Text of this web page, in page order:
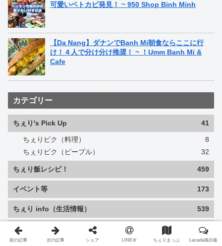
可愛いベトカピ発見！ ~ 950 Shop Binh Minh
【Da Nang】ダナンでBanh Mi朝食ならここに行
け！４人で分け分け推奨！ ~ ！Umm Banh Mi &
Cafe
カテゴリー
ちぇり's Pick Up 41
ちぇりピク（料理）
8
ちぇりピク（ピープル）
32
ちぇり飯レシピ！ 459
イベント等 173
ちぇり info（生活情報） 539
ちぇりの独り言 60
前の記事 次の記事 シェア LINE＠ ちぇりまっぷ Lazada掲示板